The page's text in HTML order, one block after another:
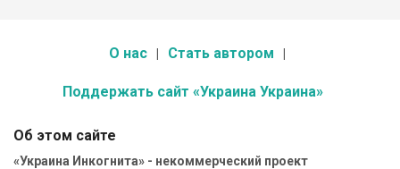
О нас Стать автором
Поддержать сайт «Украина Украина»
Об этом сайте
«Украина Инкогнита» - некоммерческий проект